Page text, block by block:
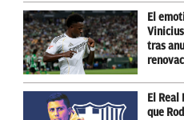
El
tras
El Real
que